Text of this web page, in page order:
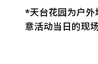
*天台花园为户外
意活动当日的现